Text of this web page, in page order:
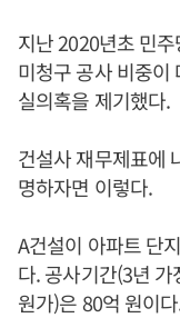
지난 2020년초 민
미청구 공사 비중이
실의혹을 제기했다.
건설사 재무제표에
명하자면 이렇다.
A건설이 아파트 단
다. 공사기간(3년
원가)은 80억 원이